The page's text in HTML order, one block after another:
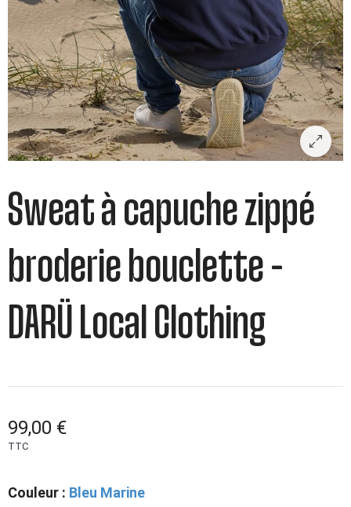
Sweat à capuche zippé
broderie bouclette –
DARÜ Local Clothing
99,00 €
TTC
Couleur : Bleu Marine